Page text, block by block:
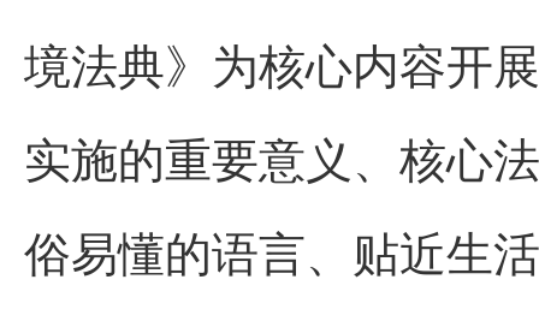
境法典》为核心内容开
实施的重要意义、核心
俗易懂的语言、贴近生